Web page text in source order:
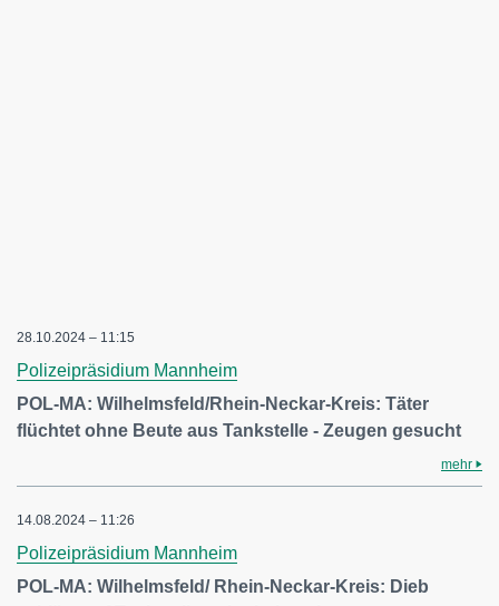
28.10.2024 – 11:15
Polizeipräsidium Mannheim
POL-MA: Wilhelmsfeld/Rhein-Neckar-Kreis: Täter
flüchtet ohne Beute aus Tankstelle - Zeugen gesucht
mehr
14.08.2024 – 11:26
Polizeipräsidium Mannheim
POL-MA: Wilhelmsfeld/ Rhein-Neckar-Kreis: Dieb